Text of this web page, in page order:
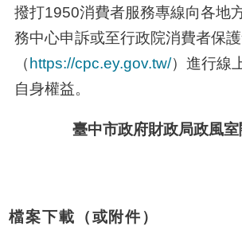
撥打1950消費者服務專線向各地
務中心申訴或至行政院消費者保
（https://cpc.ey.gov.tw/）進行線
自身權益。
臺中市政府財政局政風
檔案下載（或附件）